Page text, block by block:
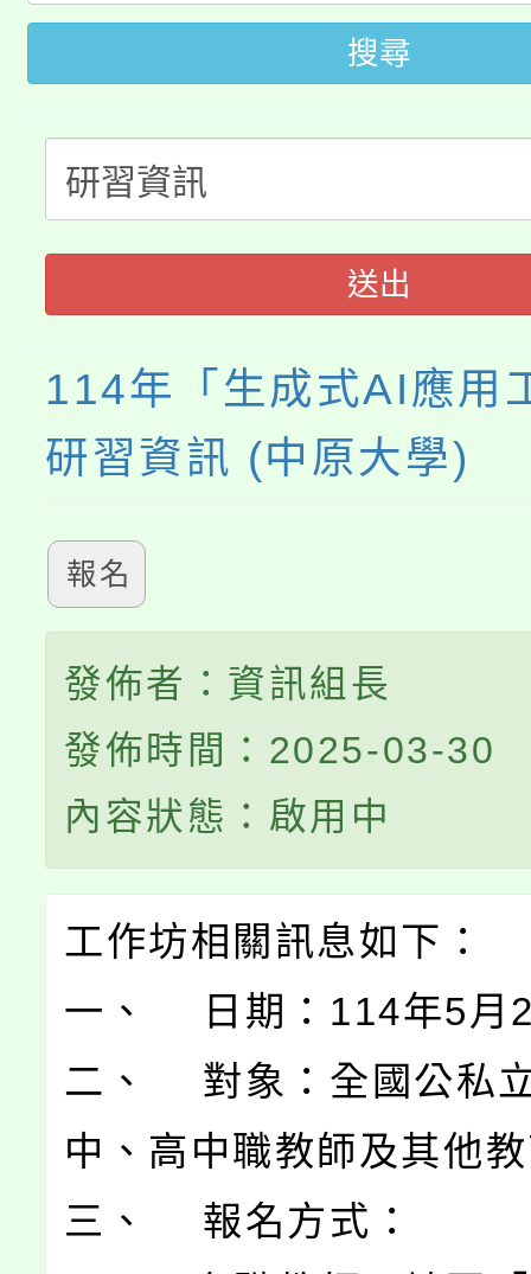
視費優惠，中低收入戶
者。
大園自造教育及科技
份教師研習
淨零綠生活教案入校路
會
115年食農教育專業人
搜尋
送出
114年「生成式AI應用
研習資訊 (中原大學)
報名
發佈者：資訊組長
發佈時間：2025-03-30
內容狀態：啟用中
工作坊相關訊息如下：
一、 日期：114年5月
二、 對象：全國公私
中、高中職教師及其他
三、 報名方式：